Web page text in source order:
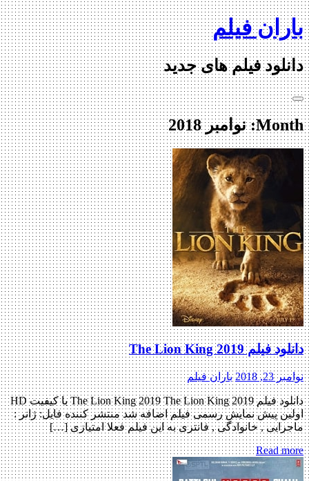
Skip
to
content
باران فیلم
دانلود فیلم های جدید
Month: نوامبر 2018
دانلود فیلم The Lion King 2019
نوامبر 23, 2018 باران فیلم
دانلود فیلم The Lion King 2019 The Lion King 2019 با کیفیت HD
اولین پیش نمایش رسمی فیلم اضافه شد منتشر کننده فایل: ژانر :
ماجرایی , خانوادگی , فانتزی به این فیلم فعلا امتیازی […]
Read more